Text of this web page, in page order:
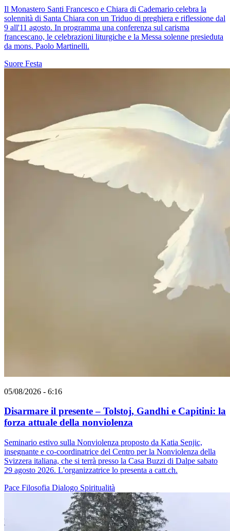
Il Monastero Santi Francesco e Chiara di Cademario celebra la
solennità di Santa Chiara con un Triduo di preghiera e riflessione dal
9 all'11 agosto. In programma una conferenza sul carisma
francescano, le celebrazioni liturgiche e la Messa solenne presieduta
da mons. Paolo Martinelli.
Suore Festa
05/08/2026 - 6:16
Disarmare il presente – Tolstoj, Gandhi e Capitini: la
forza attuale della nonviolenza
Seminario estivo sulla Nonviolenza proposto da Katia Senjic,
insegnante e co-coordinatrice del Centro per la Nonviolenza della
Svizzera italiana, che si terrà presso la Casa Buzzi di Dalpe sabato
29 agosto 2026. L'organizzatrice lo presenta a catt.ch.
Pace Filosofia Dialogo Spiritualità